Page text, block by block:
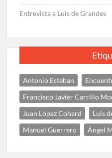
Entrevista a Luis de Grandes
Antonio Esteban
Francisco Javier Carrillo
Juan Lopez Cohard
Luis
Manuel Guerrero
Ángel